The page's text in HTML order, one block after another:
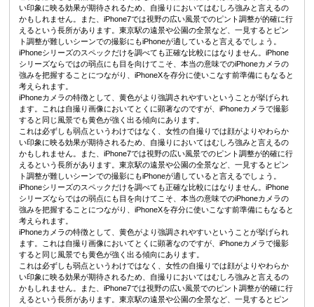
い印象に映る効果が期待されるため、自撮りにおいてはむしろ強みと言えるの
かもしれません。また、iPhone7では視野の広い風景でのピント調整が的確に行
えるという長所があります。東京駅の遠景や公園の全景など、一見するとピン
ト調整が難しいシーンでの撮影にもiPhoneが適していると言えるでしょう。
iPhoneシリーズのスペックだけを調べても正確な比較にはなりません。iPhone
シリーズならではの弱点にも目を向けてこそ、本当の意味でのiPhoneカメラの
強みを把握することにつながり、iPhoneXを存分に使いこなす前準備にもなると
考えられます。
iPhoneカメラの特徴として、黄色がより強調されやすいということが挙げられ
ます。これは自撮り画像においてとくに顕著なのですが、iPhoneカメラで撮影
すると同じ風景でも黄色が強く出る傾向にあります。
これは必ずしも弱点というわけではなく、女性の自撮りでは顔がよりやわらか
い印象に映る効果が期待されるため、自撮りにおいてはむしろ強みと言えるの
かもしれません。また、iPhone7では視野の広い風景でのピント調整が的確に行
えるという長所があります。東京駅の遠景や公園の全景など、一見するとピン
ト調整が難しいシーンでの撮影にもiPhoneが適していると言えるでしょう。
iPhoneシリーズのスペックだけを調べても正確な比較にはなりません。iPhone
シリーズならではの弱点にも目を向けてこそ、本当の意味でのiPhoneカメラの
強みを把握することにつながり、iPhoneXを存分に使いこなす前準備にもなると
考えられます。
iPhoneカメラの特徴として、黄色がより強調されやすいということが挙げられ
ます。これは自撮り画像においてとくに顕著なのですが、iPhoneカメラで撮影
すると同じ風景でも黄色が強く出る傾向にあります。
これは必ずしも弱点というわけではなく、女性の自撮りでは顔がよりやわらか
い印象に映る効果が期待されるため、自撮りにおいてはむしろ強みと言えるの
かもしれません。また、iPhone7では視野の広い風景でのピント調整が的確に行
えるという長所があります。東京駅の遠景や公園の全景など、一見するとピン